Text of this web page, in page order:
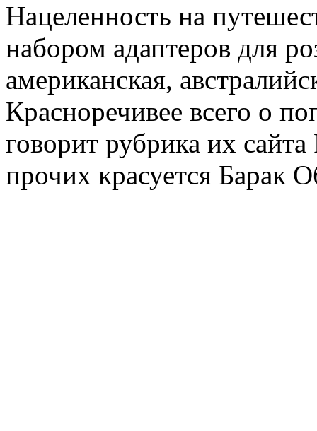
Нацеленность на
набором адаптеров для
американская,
Красноречивее всего о
говорит рубрика их
прочих красуется Барак